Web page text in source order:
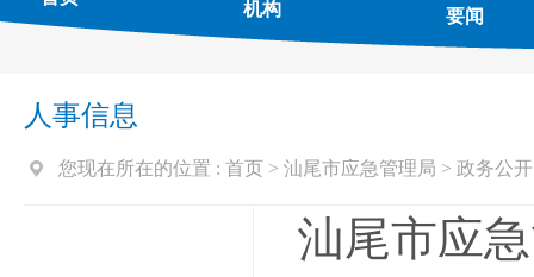
机构 要闻
人事信息
您现在所在的位置 : 首页 > 汕尾市应急管理局 > 政务公开
汕尾市应